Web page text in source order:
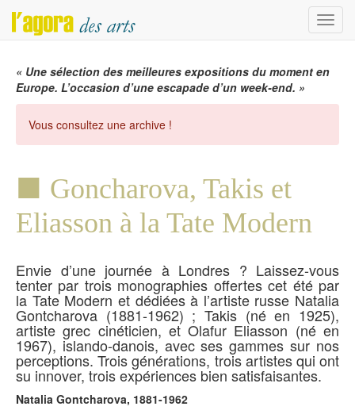
Menu
« Une sélection des meilleures expositions du moment en
Europe. L’occasion d’une escapade d’un week-end. »
Vous consultez une archive !
Goncharova, Takis et
Eliasson à la Tate Modern
Envie d’une journée à Londres ? Laissez-vous
tenter par trois monographies offertes cet été par
la Tate Modern et dédiées à l’artiste russe Natalia
Gontcharova (1881-1962) ; Takis (né en 1925),
artiste grec cinéticien, et Olafur Eliasson (né en
1967), islando-danois, avec ses gammes sur nos
perceptions. Trois générations, trois artistes qui ont
su innover, trois expériences bien satisfaisantes.
Natalia Gontcharova, 1881-1962